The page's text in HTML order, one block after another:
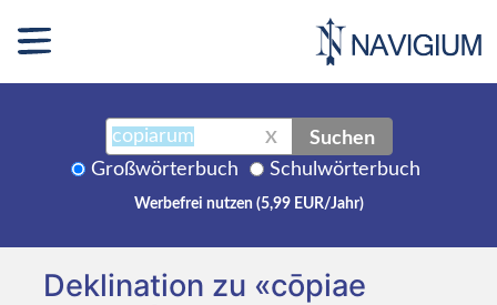
X Suchen
Großwörterbuch Schulwörterbuch
Werbefrei nutzen (5,99 EUR/Jahr)
Deklination zu «cōpiae